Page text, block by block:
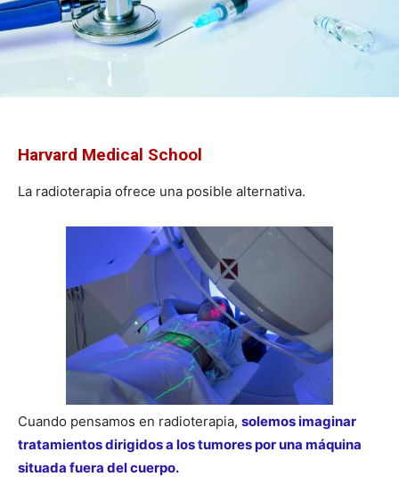
Harvard Medical School
La radioterapia ofrece una posible alternativa.
Cuando pensamos en radioterapia, solemos imaginar
tratamientos dirigidos a los tumores por una máquina
situada fuera del cuerpo.